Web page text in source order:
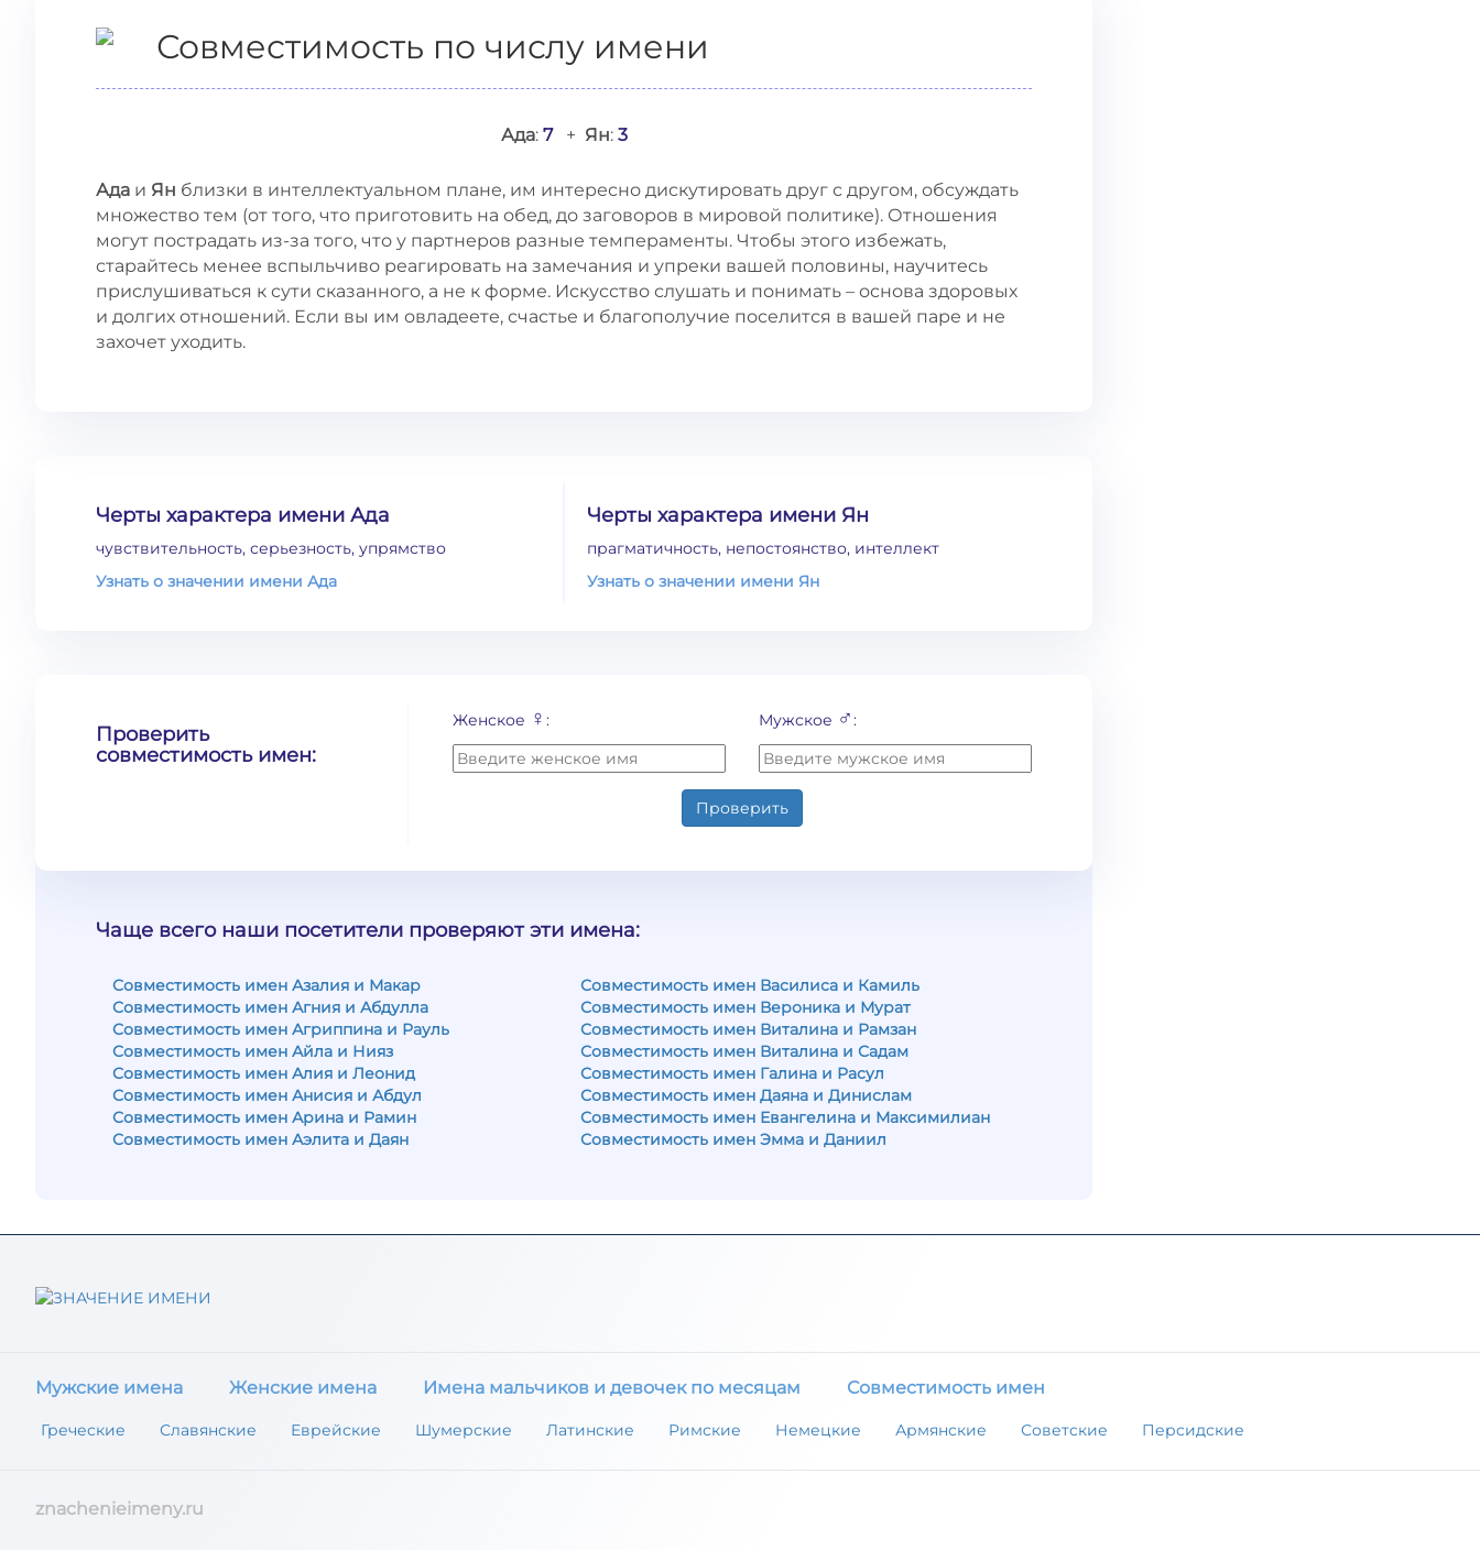
Совместимость по числу имени
Ада: 7+ Ян: 3
Ада и Ян близки в интеллектуальном плане, им интересно дискутировать друг с другом, обсуждать
множество тем (от того, что приготовить на обед, до заговоров в мировой политике). Отношения
могут пострадать из-за того, что у партнеров разные темпераменты. Чтобы этого избежать,
старайтесь менее вспыльчиво реагировать на замечания и упреки вашей половины, научитесь
прислушиваться к сути сказанного, а не к форме. Искусство слушать и понимать – основа здоровых
и долгих отношений. Если вы им овладеете, счастье и благополучие поселится в вашей паре и не
захочет уходить.
Черты характера имени Ада
чувствительность, серьезность, упрямство
Узнать о значении имени Ада
Черты характера имени Ян
прагматичность, непостоянство, интеллект
Узнать о значении имени Ян
Проверить
совместимость имен:
Женское ♀: Мужское ♂:
Проверить
Чаще всего наши посетители проверяют эти имена:
Совместимость имен Азалия и Макар
Совместимость имен Агния и Абдулла
Совместимость имен Агриппина и Рауль
Совместимость имен Айла и Нияз
Совместимость имен Алия и Леонид
Совместимость имен Анисия и Абдул
Совместимость имен Арина и Рамин
Совместимость имен Аэлита и Даян
Совместимость имен Василиса и Камиль
Совместимость имен Вероника и Мурат
Совместимость имен Виталина и Рамзан
Совместимость имен Виталина и Садам
Совместимость имен Галина и Расул
Совместимость имен Даяна и Динислам
Совместимость имен Евангелина и Максимилиан
Совместимость имен Эмма и Даниил
Мужские имена Женские имена Имена мальчиков и девочек по месяцам Совместимость имен
Греческие Славянские Еврейские Шумерские Латинские Римские Немецкие Армянские Советские Персидские
znachenieimeny.ru